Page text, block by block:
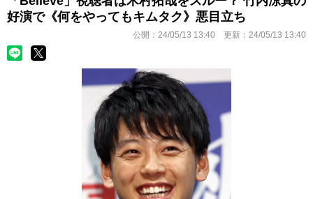
好演で《何をやってもキムタク》悪目立ち
公開： 24/05/13 13:40 更新： 24/05/13 13:40